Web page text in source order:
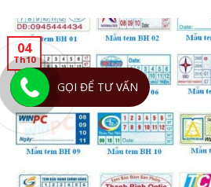
04
Th10
GỌI ĐỂ TƯ VẤN